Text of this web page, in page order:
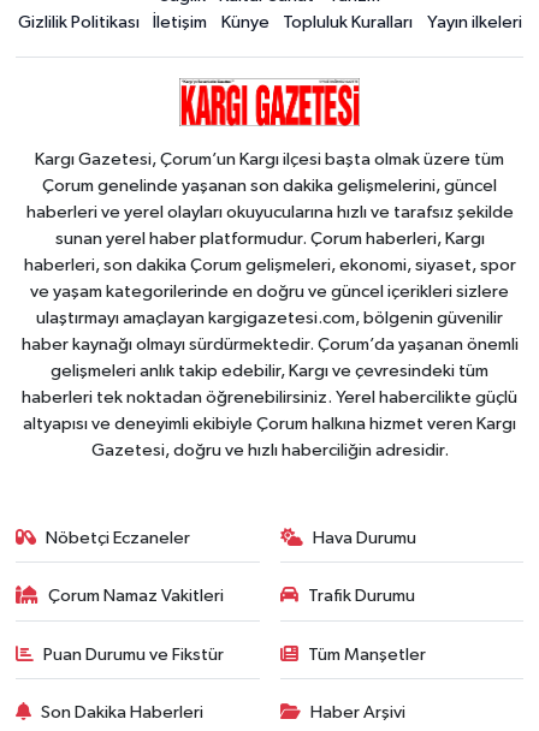
Gizlilik Politikası
İletişim Künye Topluluk Kuralları Yayın ilkeleri
Kargı Gazetesi, Çorum’un Kargı ilçesi başta olmak üzere tüm
Çorum genelinde yaşanan son dakika gelişmelerini, güncel
haberleri ve yerel olayları okuyucularına hızlı ve tarafsız şekilde
sunan yerel haber platformudur. Çorum haberleri, Kargı
haberleri, son dakika Çorum gelişmeleri, ekonomi, siyaset, spor
ve yaşam kategorilerinde en doğru ve güncel içerikleri sizlere
ulaştırmayı amaçlayan kargigazetesi.com, bölgenin güvenilir
haber kaynağı olmayı sürdürmektedir. Çorum’da yaşanan önemli
gelişmeleri anlık takip edebilir, Kargı ve çevresindeki tüm
haberleri tek noktadan öğrenebilirsiniz. Yerel habercilikte güçlü
altyapısı ve deneyimli ekibiyle Çorum halkına hizmet veren Kargı
Gazetesi, doğru ve hızlı haberciliğin adresidir.
Nöbetçi Eczaneler Hava Durumu
Çorum Namaz Vakitleri Trafik Durumu
Puan Durumu ve Fikstür Tüm Manşetler
Son Dakika Haberleri Haber Arşivi